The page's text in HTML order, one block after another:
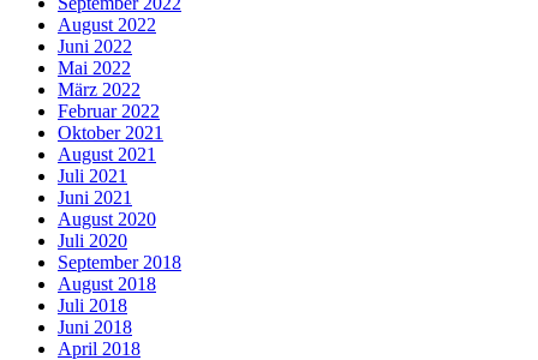
August 2022
Juni 2022
Mai 2022
März 2022
Februar 2022
Oktober 2021
August 2021
Juli 2021
Juni 2021
August 2020
Juli 2020
September 2018
August 2018
Juli 2018
Juni 2018
April 2018